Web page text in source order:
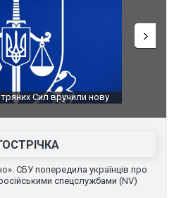
Сили оборони уразили
губернатор регіону заявив про
атаку. ВІДЕО
СБУ попередила українців про
спецслужбами (NV)